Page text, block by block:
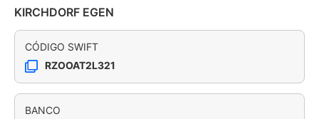
KIRCHDORF EGEN
CÓDIGO SWIFT
RZOOAT2L321
BANCO